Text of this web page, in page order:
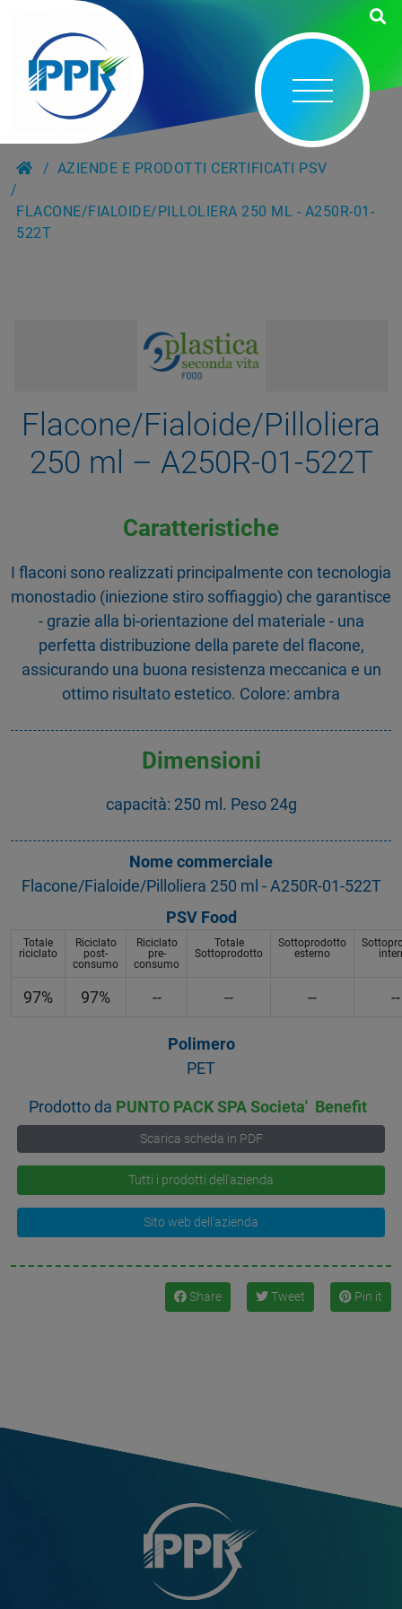
AZIENDE E PRODOTTI CERTIFICATI PSV
FLACONE/FIALOIDE/PILLOLIERA 250 ML - A250R-01-
522T
Flacone/Fialoide/Pilloliera
250 ml – A250R-01-522T
Caratteristiche
I flaconi sono realizzati principalmente con tecnologia
monostadio (iniezione stiro soffiaggio) che garantisce
- grazie alla bi-orientazione del materiale - una
perfetta distribuzione della parete del flacone,
assicurando una buona resistenza meccanica e un
ottimo risultato estetico. Colore: ambra
Dimensioni
capacità: 250 ml. Peso 24g
Nome commerciale
Flacone/Fialoide/Pilloliera 250 ml - A250R-01-522T
PSV Food
Totale
riciclato
Riciclato
post-
consumo
Riciclato
pre-
consumo
Totale
Sottoprodotto
Sottoprodotto
esterno
97% 97% -- -- -- --
Polimero
PET
Prodotto da PUNTO PACK SPA Societa' Benefit
Scarica scheda in PDF
Tutti i prodotti dell'azienda
Sito web dell'azienda
Share Tweet Pin it